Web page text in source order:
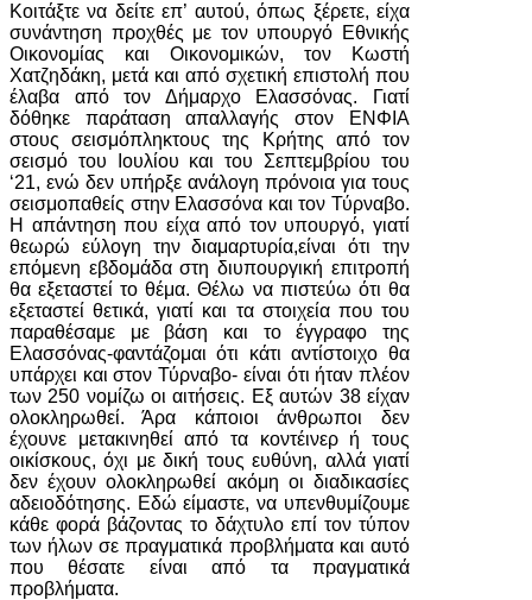
Κοιτάξτε να δείτε επ’ αυτού, όπως ξέρετε, είχα
συνάντηση προχθές με τον υπουργό Εθνικής
Οικονομίας και Οικονομικών, τον Κωστή
Χατζηδάκη, μετά και από σχετική επιστολή που
έλαβα από τον Δήμαρχο Ελασσόνας. Γιατί
δόθηκε παράταση απαλλαγής στον ΕΝΦΙΑ
στους σεισμόπληκτους της Κρήτης από τον
σεισμό του Ιουλίου και του Σεπτεμβρίου του
‘21, ενώ δεν υπήρξε ανάλογη πρόνοια για τους
σεισμοπαθείς στην Ελασσόνα και τον Τύρναβο.
Η απάντηση που είχα από τον υπουργό, γιατί
θεωρώ εύλογη την διαμαρτυρία,είναι ότι την
επόμενη εβδομάδα στη διυπουργική επιτροπή
θα εξεταστεί το θέμα. Θέλω να πιστεύω ότι θα
εξεταστεί θετικά, γιατί και τα στοιχεία που του
παραθέσαμε με βάση και το έγγραφο της
Ελασσόνας-φαντάζομαι ότι κάτι αντίστοιχο θα
υπάρχει και στον Τύρναβο- είναι ότι ήταν πλέον
των 250 νομίζω οι αιτήσεις. Εξ αυτών 38 είχαν
ολοκληρωθεί. Άρα κάποιοι άνθρωποι δεν
έχουνε μετακινηθεί από τα κοντέινερ ή τους
οικίσκους, όχι με δική τους ευθύνη, αλλά γιατί
δεν έχουν ολοκληρωθεί ακόμη οι διαδικασίες
αδειοδότησης. Εδώ είμαστε, να υπενθυμίζουμε
κάθε φορά βάζοντας το δάχτυλο επί τον τύπον
των ήλων σε πραγματικά προβλήματα και αυτό
που θέσατε είναι από τα πραγματικά
προβλήματα.